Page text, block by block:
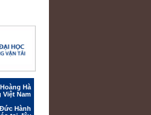
Hà
Việt Nam
Hành